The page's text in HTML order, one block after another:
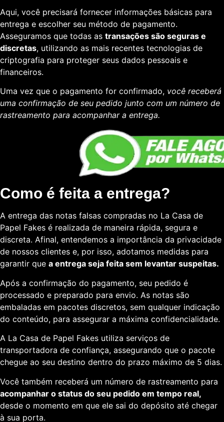
Aqui, você precisará fornecer informações básicas para
entrega e escolher seu método de pagamento.
Asseguramos que todas as transações são seguras e
discretas, utilizando as mais recentes tecnologias de
criptografia para proteger seus dados pessoais e
financeiros.
Uma vez que o pagamento for confirmado, você receberá
uma confirmação de seu pedido junto com um número de
rastreamento para acompanhar a entrega.
Como é feita a entrega?
A entrega das notas falsas compradas no La Casa de
Papel Fakes é realizada de maneira rápida, segura e
discreta. Afinal, entendemos a importância da privacidade
de nossos clientes e, por isso, adotamos medidas para
garantir que a entrega seja feita sem levantar suspeitas.
Após a confirmação do pagamento, seu pedido é
processado e preparado para envio. As notas são
embaladas em pacotes discretos, sem qualquer indicação
do conteúdo, para assegurar a máxima confidencialidade.
A La Casa de Papel Fakes utiliza serviços de
transportadora de confiança, assegurando que o pacote
chegue ao seu destino dentro do prazo máximo de 5 dias.
Você também receberá um número de rastreamento para
acompanhar o status do seu pedido em tempo real,
desde o momento em que ele sai do depósito até chegar
à sua porta.